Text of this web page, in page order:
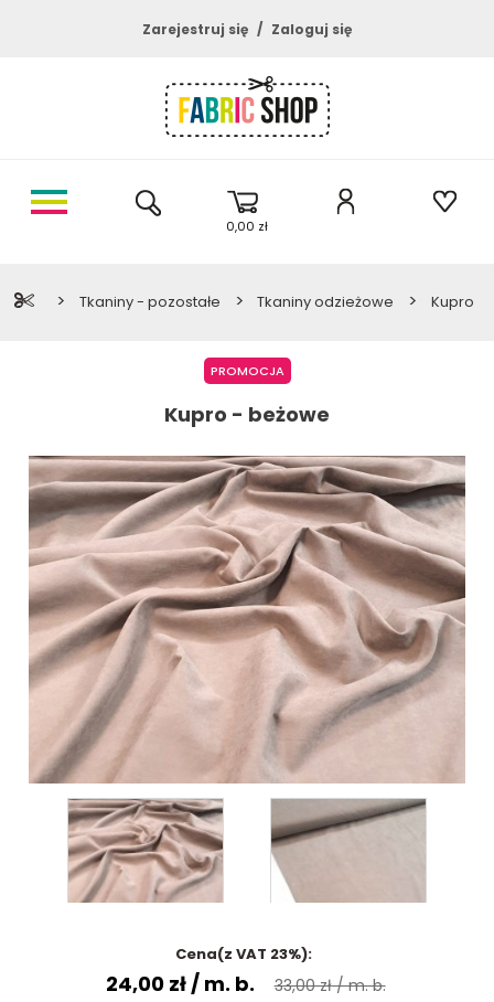
Zarejestruj się Zaloguj się
0,00 zł
> Tkaniny - pozostałe > Tkaniny odzieżowe > Kupro
PROMOCJA
Kupro - beżowe
Cena(z VAT 23%):
24,00 zł/ m. b. 33,00 zł/ m. b.